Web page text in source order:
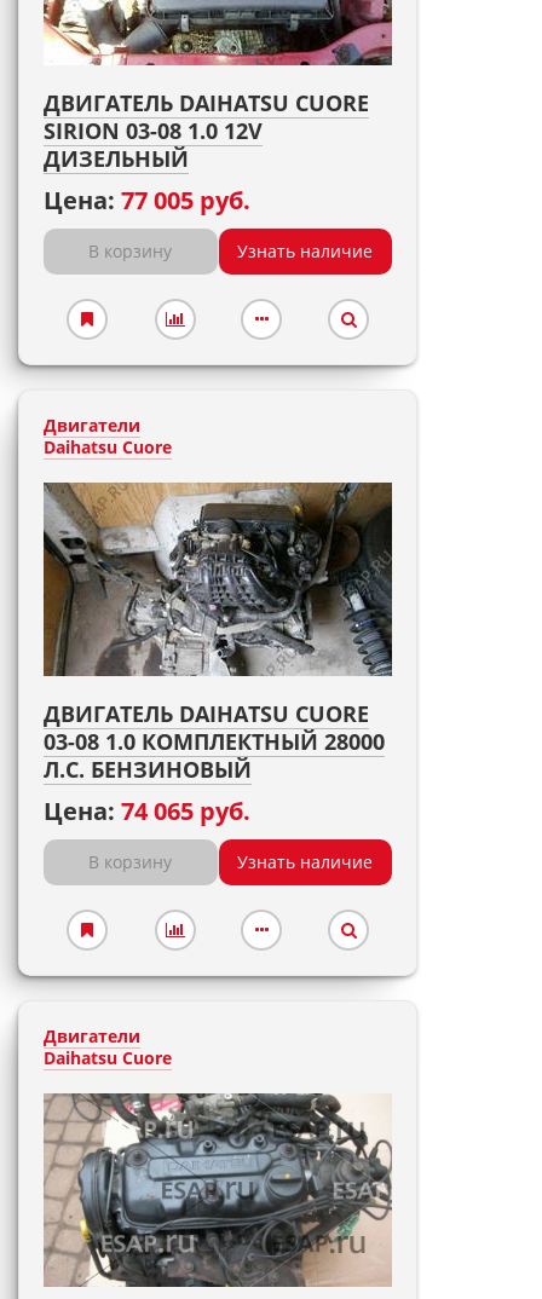
ДВИГАТЕЛЬ DAIHATSU CUORE
SIRION 03-08 1.0 12V
ДИЗЕЛЬНЫЙ
Цена: 77 005 руб.
В корзину Узнать наличие
Двигатели
Daihatsu Cuore
ДВИГАТЕЛЬ DAIHATSU CUORE
03-08 1.0 КОМПЛЕКТНЫЙ 28000
Л.С. БЕНЗИНОВЫЙ
Цена: 74 065 руб.
В корзину Узнать наличие
Двигатели
Daihatsu Cuore